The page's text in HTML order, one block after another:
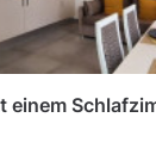
einem